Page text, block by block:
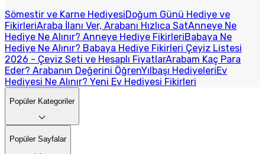
Sömestir ve Karne HediyesiDoğum Günü Hediye ve
FikirleriAraba İlanı Ver, Arabanı Hızlıca SatAnneye Ne
Hediye Ne Alınır? Anneye Hediye FikirleriBabaya Ne
Hediye Ne Alınır? Babaya Hediye Fikirleri Çeyiz Listesi
2026 - Çeyiz Seti ve Hesaplı FiyatlarArabam Kaç Para
Eder? Arabanın Değerini ÖğrenYılbaşı HediyeleriEv
Hediyesi Ne Alınır? Yeni Ev Hediyesi Fikirleri
Popüler Kategoriler
Popüler Sayfalar